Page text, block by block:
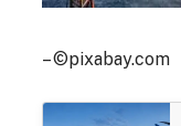
– ©pixabay.com